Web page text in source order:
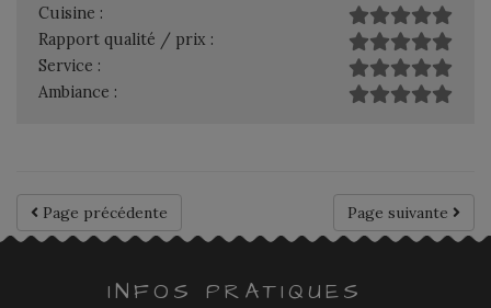
Cuisine :
Rapport qualité / prix :
Service :
Ambiance :
Page suivante
Page précédente
INFOS PRATIQUES